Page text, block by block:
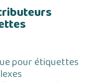
pour étiquettes